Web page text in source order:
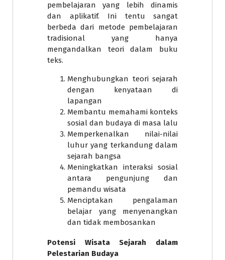
pembelajaran yang lebih dinamis
dan aplikatif. Ini tentu sangat
berbeda dari metode pembelajaran
tradisional yang hanya
mengandalkan teori dalam buku
teks.
Menghubungkan teori sejarah
dengan kenyataan di
lapangan
Membantu memahami konteks
sosial dan budaya di masa lalu
Memperkenalkan nilai-nilai
luhur yang terkandung dalam
sejarah bangsa
Meningkatkan interaksi sosial
antara pengunjung dan
pemandu wisata
Menciptakan pengalaman
belajar yang menyenangkan
dan tidak membosankan
Potensi Wisata Sejarah dalam
Pelestarian Budaya